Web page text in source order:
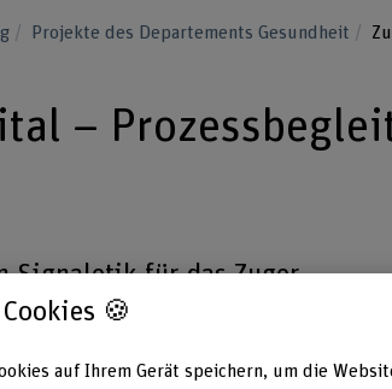
Projekte des Departements Gesundheit
–
Signaletik für das Zuger
der Heterogenität der
🍪
auf Ihrem Gerät speichern, um die